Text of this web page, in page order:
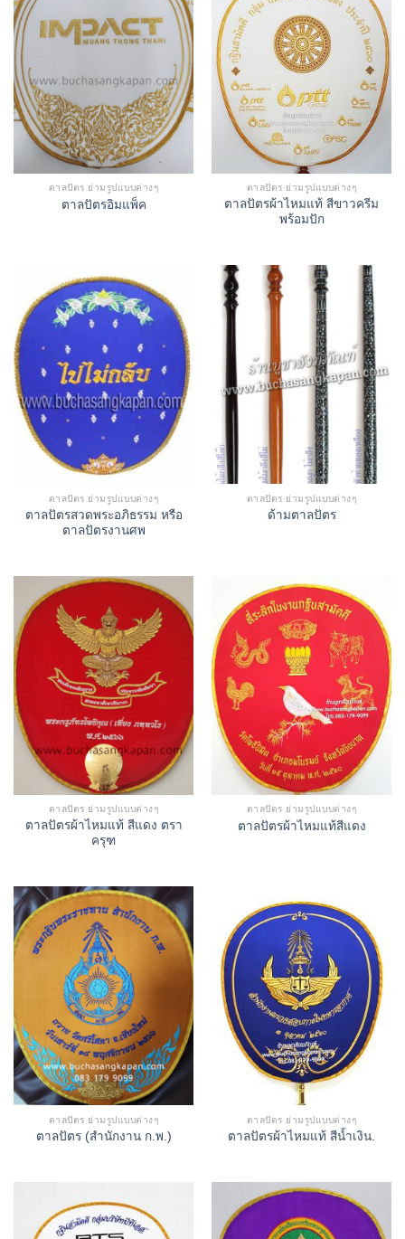
ตาลปัตร ย่ามรูปแบบต่างๆ
ตาลปัตรอิมแพ็ค
ตาลปัตร ย่ามรูปแบบต่างๆ
ตาลปัตรผ้าไหมแท้ สีขาวครีม
พร้อมปัก
ตาลปัตร ย่ามรูปแบบต่างๆ
ตาลปัตรสวดพระอภิธรรม หรือ
ตาลปัตรงานศพ
ตาลปัตร ย่ามรูปแบบต่างๆ
ด้ามตาลปัตร
ตาลปัตร ย่ามรูปแบบต่างๆ
ตาลปัตรผ้าไหมแท้ สีแดง ตรา
ครุฑ
ตาลปัตร ย่ามรูปแบบต่างๆ
ตาลปัตรผ้าไหมแท้สีแดง
ตาลปัตร ย่ามรูปแบบต่างๆ
ตาลปัตร (สำนักงาน ก.พ.)
ตาลปัตร ย่ามรูปแบบต่างๆ
ตาลปัตรผ้าไหมแท้ สีน้ำเงิน.